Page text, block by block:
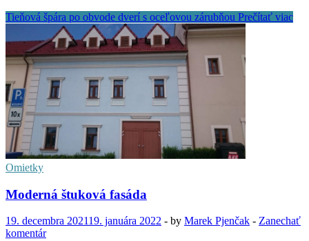
Tieňová špára po obvode dverí s oceľovou zárubňou Prečítať viac
Omietky
Moderná štuková fasáda
19. decembra 202119. januára 2022 - by Marek Pjenčak - Zanechať
komentár